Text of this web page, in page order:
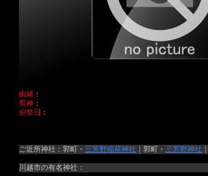
由緒 ：
祭神 ：
例祭日 ：
ご近所神社：郭町・ 三芳野稲荷神社 ｜郭町・ 三芳野神社
川越市の有名神社：